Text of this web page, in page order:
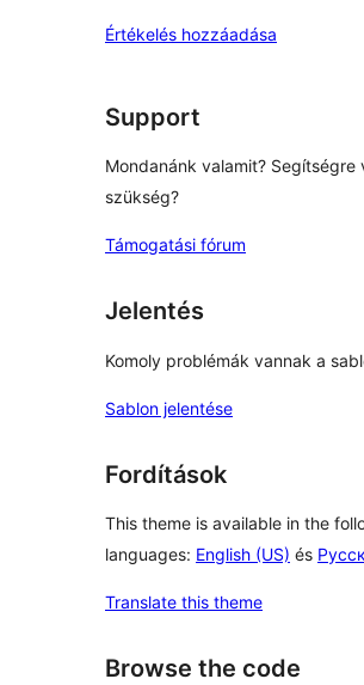
Értékelés hozzáadása
Support
Mondanánk valamit? Segítségre
szükség?
Támogatási fórum
Jelentés
Komoly problémák vannak a
Sablon jelentése
Fordítások
This theme is available in the
languages: English (US) és
Translate this theme
Browse the code